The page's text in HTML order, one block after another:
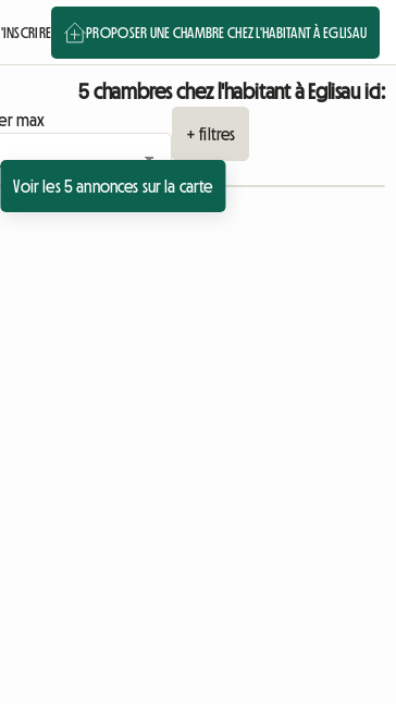
PROPOSER UNE CHAMBRE CHEZ L'HABITANT À EGLISAU
5 chambres chez l'habitant à Eglisau ici:
max
+ filtres
Voir les 5 annonces sur la carte